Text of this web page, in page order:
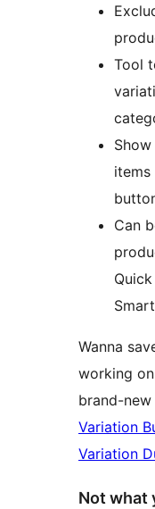
Tool
Can
Wanna
working
brand-
Variation
Variation
Not what